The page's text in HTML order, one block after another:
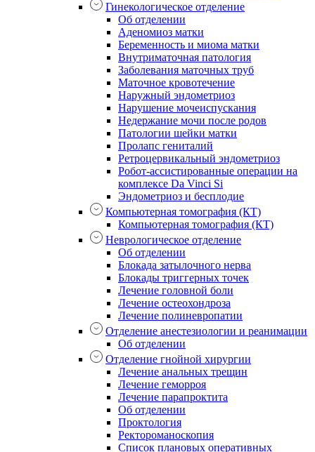
Гинекологическое отделение
Об отделении
Аденомиоз матки
Беременность и миома матки
Внутриматочная патология
Заболевания маточных труб
Маточное кровотечение
Наружный эндометриоз
Нарушение мочеиспускания
Недержание мочи после родов
Патологии шейки матки
Пролапс гениталий
Ретроцервикальный эндометриоз
Робот-ассистированные операции на
комплексе Da Vinci Si
Эндометриоз и бесплодие
Компьютерная томография (КТ)
Компьютерная томография (КТ)
Неврологическое отделение
Об отделении
Блокада затылочного нерва
Блокады триггерных точек
Лечение головной боли
Лечение остеохондроза
Лечение полиневропатии
Отделение анестезиологии и реанимации
Об отделении
Отделение гнойной хирургии
Лечение анальных трещин
Лечение геморроя
Лечение парапроктита
Об отделении
Проктология
Ректороманоскопия
Список плановых оперативных